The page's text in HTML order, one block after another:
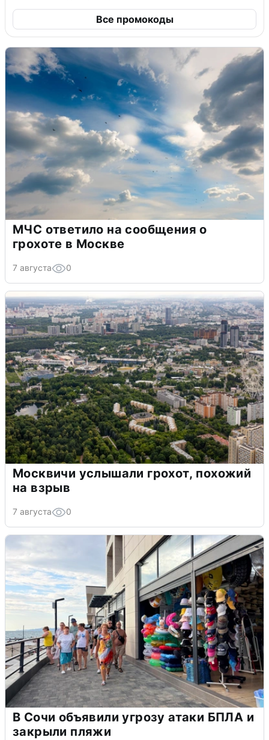
Все промокоды
МЧС ответило на сообщения о
грохоте в Москве
7 августа 0
Москвичи услышали грохот, похожий
на взрыв
7 августа 0
В Сочи объявили угрозу атаки БПЛА и
закрыли пляжи